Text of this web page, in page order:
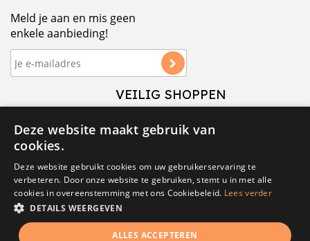
Meld je aan en mis geen
enkele aanbieding!
VEILIG SHOPPEN
Deze website maakt gebruik van
cookies.
Deze website gebruikt cookies om uw gebruikerservaring te
verbeteren. Door onze website te gebruiken, stemt u in met alle
cookies in overeenstemming met ons Cookiebeleid. Lees verder
DETAILS WEERGEVEN
ALLES ACCEPTEREN